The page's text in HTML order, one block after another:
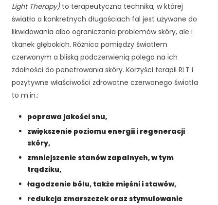
Light Therapy)to terapeutyczna technika, w której
światło o konkretnych długościach fal jest używane do
likwidowania albo ograniczania problemów skóry, ale i
tkanek głębokich. Różnica pomiędzy światłem
czerwonym a bliską podczerwienią polega na ich
zdolności do penetrowania skóry. Korzyści terapii RLT i
pozytywne właściwości zdrowotne czerwonego światła
to m.in.:
poprawa jakości snu,
zwiększenie poziomu energii i regeneracji
skóry,
zmniejszenie stanów zapalnych, w tym
trądziku,
łagodzenie bólu, także mięśni i stawów,
redukcja zmarszczek oraz stymulowanie